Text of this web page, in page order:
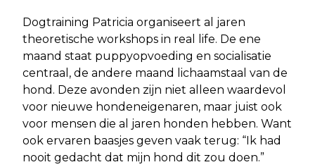
Dogtraining Patricia organiseert al jaren
theoretische workshops in real life. De ene
maand staat puppyopvoeding en socialisatie
centraal, de andere maand lichaamstaal van de
hond. Deze avonden zijn niet alleen waardevol
voor nieuwe hondeneigenaren, maar juist ook
voor mensen die al jaren honden hebben. Want
ook ervaren baasjes geven vaak terug: “Ik had
nooit gedacht dat mijn hond dit zou doen.”